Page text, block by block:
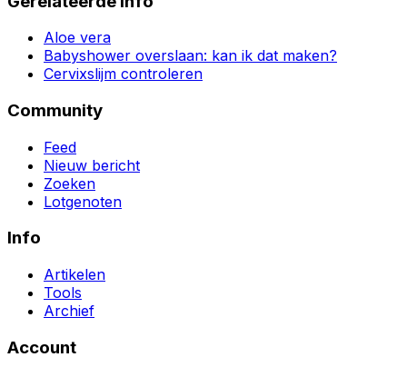
Aloe vera
Babyshower overslaan: kan ik dat maken?
Cervixslijm controleren
Community
Feed
Nieuw bericht
Zoeken
Lotgenoten
Info
Artikelen
Tools
Archief
Account